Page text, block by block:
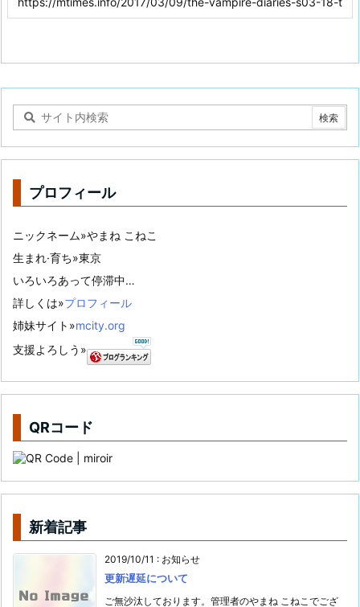
プロフィール
ニックネーム»やまね こねこ
生まれ·育ち»東京
いろいろあって停滞中…
詳しくは»プロフィール
姉妹サイト»mcity.org
支援よろしう»
QRコード
新着記事
2019/10/11 : お知らせ
更新遅延について
ご無沙汰しております。管理者のやまね こねこでござ